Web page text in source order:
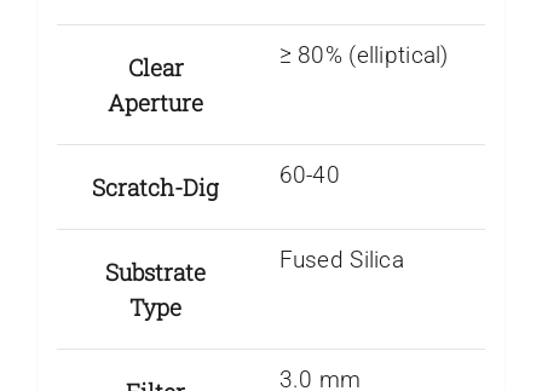
Clear
Aperture
≥ 80% (elliptical)
Scratch-Dig 60-40
Substrate
Type
Fused Silica
3.0 mm